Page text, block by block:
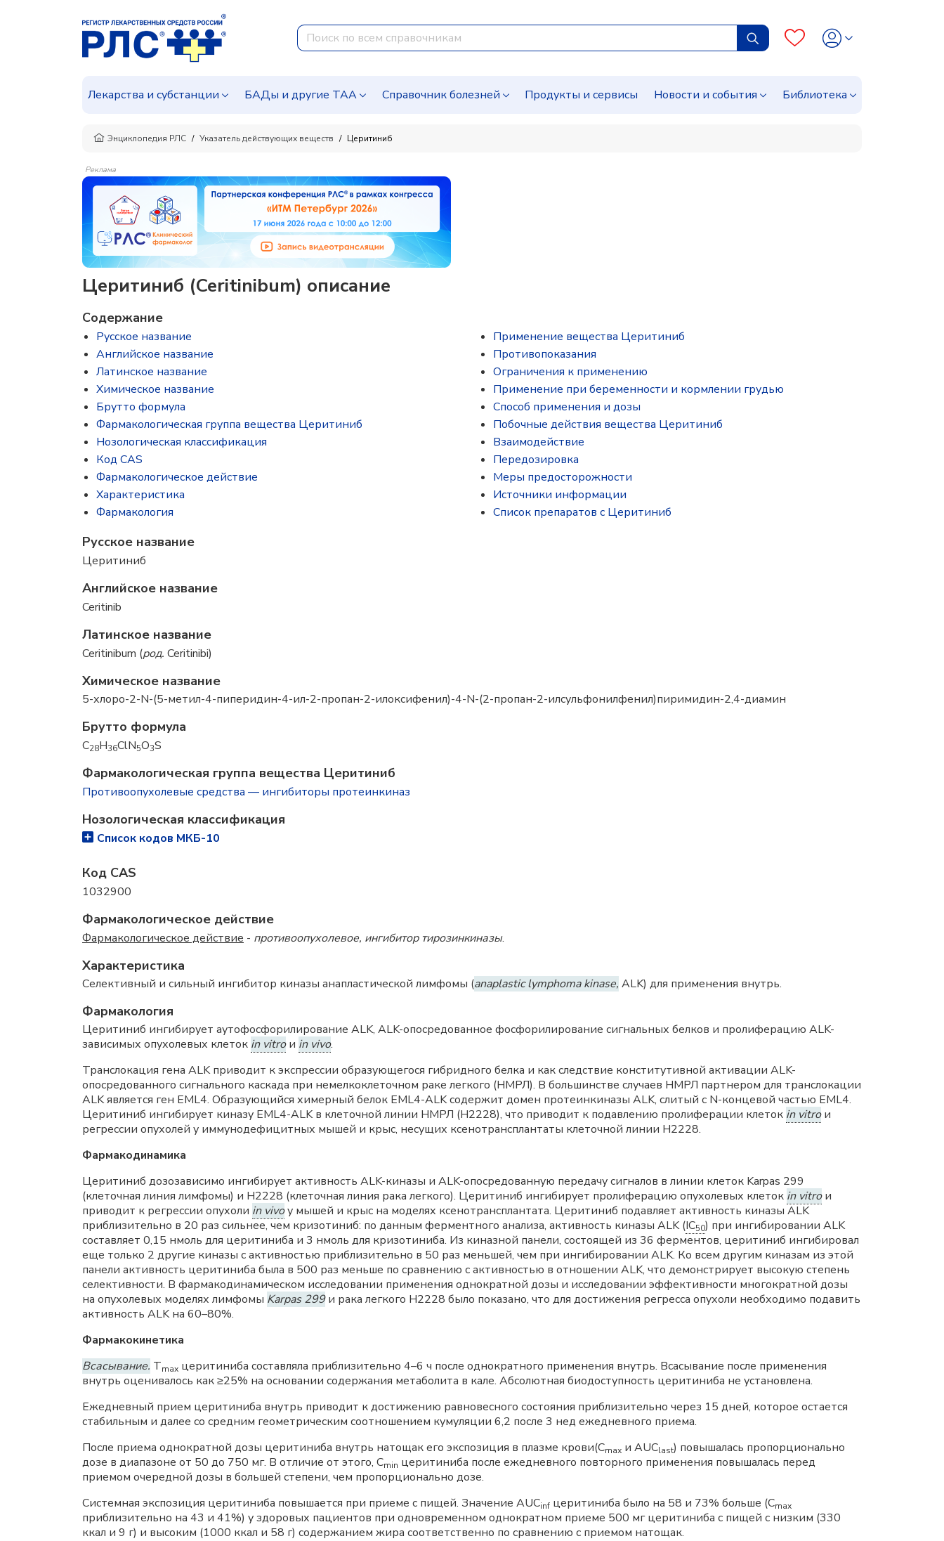
Лекарства и субстанции БАДы и другие ТАА Справочник болезней Продукты и сервисы Новости и события Библиотека
Энциклопедия РЛС Указатель действующих веществ Церитиниб
Реклама
Церитиниб (Ceritinibum) описание
Содержание
Русское название
Английское название
Латинское название
Химическое название
Брутто формула
Фармакологическая группа вещества Церитиниб
Нозологическая классификация
Код CAS
Фармакологическое действие
Характеристика
Фармакология
Применение вещества Церитиниб
Противопоказания
Ограничения к применению
Применение при беременности и кормлении грудью
Способ применения и дозы
Побочные действия вещества Церитиниб
Взаимодействие
Передозировка
Меры предосторожности
Источники информации
Список препаратов с Церитиниб
Русское название
Церитиниб
Английское название
Ceritinib
Латинское название
Ceritinibum (род. Ceritinibi)
Химическое название
5-хлоро-2-N-(5-метил-4-пиперидин-4-ил-2-пропан-2-илоксифенил)-4-N-(2-пропан-2-илсульфонилфенил)пиримидин-2,4-диамин
Брутто формула
C28H36ClN5O3S
Фармакологическая группа вещества Церитиниб
Противоопухолевые средства — ингибиторы протеинкиназ
Нозологическая классификация
Список кодов МКБ-10
Код CAS
1032900
Фармакологическое действие
Фармакологическое действие - противоопухолевое, ингибитор тирозинкиназы.
Характеристика
Селективный и сильный ингибитор киназы анапластической лимфомы (anaplastic lymphoma kinase, ALK) для применения внутрь.
Фармакология
Церитиниб ингибирует аутофосфорилирование ALK, ALK-опосредованное фосфорилирование сигнальных белков и пролиферацию ALK-
зависимых опухолевых клеток in vitroи in vivo.
Транслокация гена ALK приводит к экспрессии образующегося гибридного белка и как следствие конститутивной активации ALK-
опосредованного сигнального каскада при немелкоклеточном раке легкого (НМРЛ). В большинстве случаев НМРЛ партнером для транслокации
ALK является ген EML4. Образующийся химерный белок EML4-ALK содержит домен протеинкиназы ALK, слитый с N-концевой частью EML4.
Церитиниб ингибирует киназу EML4-ALK в клеточной линии НМРЛ (Н2228), что приводит к подавлению пролиферации клеток in vitroи
регрессии опухолей у иммунодефицитных мышей и крыс, несущих ксенотрансплантаты клеточной линии Н2228.
Фармакодинамика
Церитиниб дозозависимо ингибирует активность ALK-киназы и ALK-опосредованную передачу сигналов в линии клеток Karpas 299
(клеточная линия лимфомы) и Н2228 (клеточная линия рака легкого). Церитиниб ингибирует пролиферацию опухолевых клеток in vitroи
приводит к регрессии опухоли in vivoу мышей и крыс на моделях ксенотрансплантата. Церитиниб подавляет активность киназы ALK
приблизительно в 20 раз сильнее, чем кризотиниб: по данным ферментного анализа, активность киназы ALK (IC50) при ингибировании ALK
составляет 0,15 нмоль для церитиниба и 3 нмоль для кризотиниба. Из киназной панели, состоящей из 36 ферментов, церитиниб ингибировал
еще только 2 другие киназы с активностью приблизительно в 50 раз меньшей, чем при ингибировании ALK. Ко всем другим киназам из этой
панели активность церитиниба была в 500 раз меньше по сравнению с активностью в отношении ALK, что демонстрирует высокую степень
селективности. В фармакодинамическом исследовании применения однократной дозы и исследовании эффективности многократной дозы
на опухолевых моделях лимфомы Karpas 299и рака легкого Н2228 было показано, что для достижения регресса опухоли необходимо подавить
активность ALK на 60–80%.
Фармакокинетика
Всасывание. Tmах церитиниба составляла приблизительно 4–6 ч после однократного применения внутрь. Всасывание после применения
внутрь оценивалось как ≥25% на основании содержания метаболита в кале. Абсолютная биодоступность церитиниба не установлена.
Ежедневный прием церитиниба внутрь приводит к достижению равновесного состояния приблизительно через 15 дней, которое остается
стабильным и далее со средним геометрическим соотношением кумуляции 6,2 после 3 нед ежедневного приема.
После приема однократной дозы церитиниба внутрь натощак его экспозиция в плазме крови(Сmах и AUClast) повышалась пропорционально
дозе в диапазоне от 50 до 750 мг. В отличие от этого, Cmin церитиниба после ежедневного повторного применения повышалась перед
приемом очередной дозы в большей степени, чем пропорционально дозе.
Системная экспозиция церитиниба повышается при приеме с пищей. Значение AUCinf церитиниба было на 58 и 73% больше (Сmах
приблизительно на 43 и 41%) у здоровых пациентов при одновременном однократном приеме 500 мг церитиниба с пищей с низким (330
ккал и 9 г) и высоким (1000 ккал и 58 г) содержанием жира соответственно по сравнению с приемом натощак.